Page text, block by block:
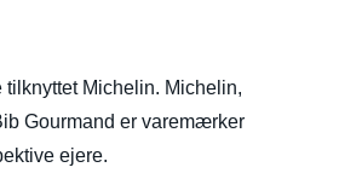
tilknyttet Michelin. Michelin,
Gourmand er varemærker
ejere.